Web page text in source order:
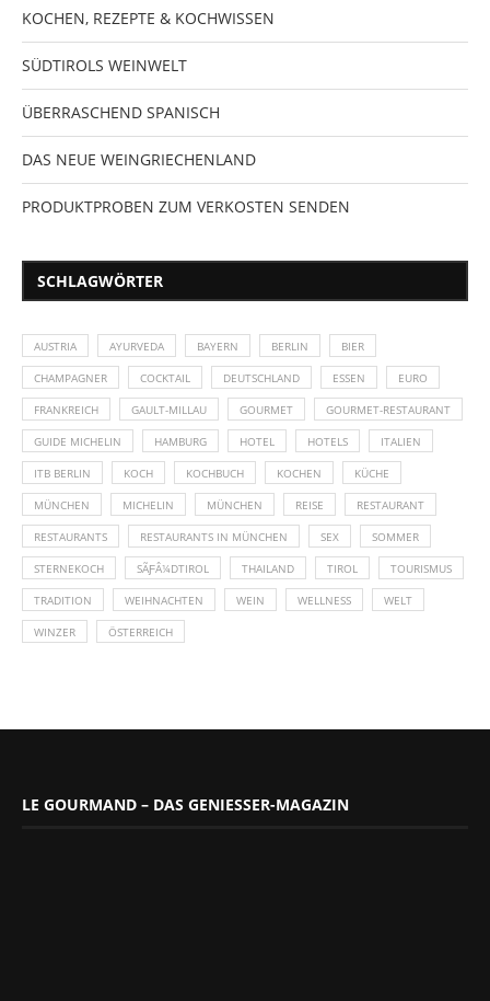
KOCHEN, REZEPTE & KOCHWISSEN
SÜDTIROLS WEINWELT
ÜBERRASCHEND SPANISCH
DAS NEUE WEINGRIECHENLAND
PRODUKTPROBEN ZUM VERKOSTEN SENDEN
SCHLAGWÖRTER
AUSTRIA AYURVEDA BAYERN BERLIN BIER
CHAMPAGNER COCKTAIL DEUTSCHLAND ESSEN EURO
FRANKREICH GAULT-MILLAU GOURMET GOURMET-RESTAURANT
GUIDE MICHELIN HAMBURG HOTEL HOTELS ITALIEN
ITB BERLIN KOCH KOCHBUCH KOCHEN KÜCHE
MÜNCHEN MICHELIN MÜNCHEN REISE RESTAURANT
RESTAURANTS RESTAURANTS IN MÜNCHEN SEX SOMMER
STERNEKOCH SÃƑÂ¼DTIROL THAILAND TIROL TOURISMUS
TRADITION WEIHNACHTEN WEIN WELLNESS WELT
WINZER ÖSTERREICH
LE GOURMAND – DAS GENIESSER-MAGAZIN